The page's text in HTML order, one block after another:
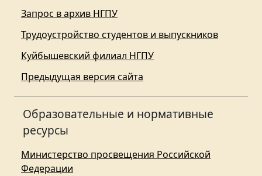
Запрос в архив НГПУ
Трудоустройство студентов и выпускников
Куйбышевский филиал НГПУ
Предыдущая версия сайта
Образовательные и нормативные
ресурсы
Министерство просвещения Российской
Федерации